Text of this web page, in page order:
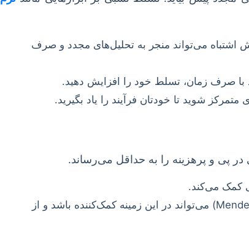
اشتباه می‌تواند منجر به تحلیل‌های مجدد و صرف
با صرف زمان، تسلط خود را افزایش دهید.
شوید تا خودتان فرآیند را یاد بگیرید.
پی و پرهزینه را به حداقل می‌رساند.
کمک می‌کند.
از ابتدا به دقت منابع خود را رفرنس‌دهی کنید. استفاده از نرم‌افزارهای مدیریت رفرنس (مانند EndNote یا Mendeley) می‌تواند در این زمینه کمک‌کننده باشد و از